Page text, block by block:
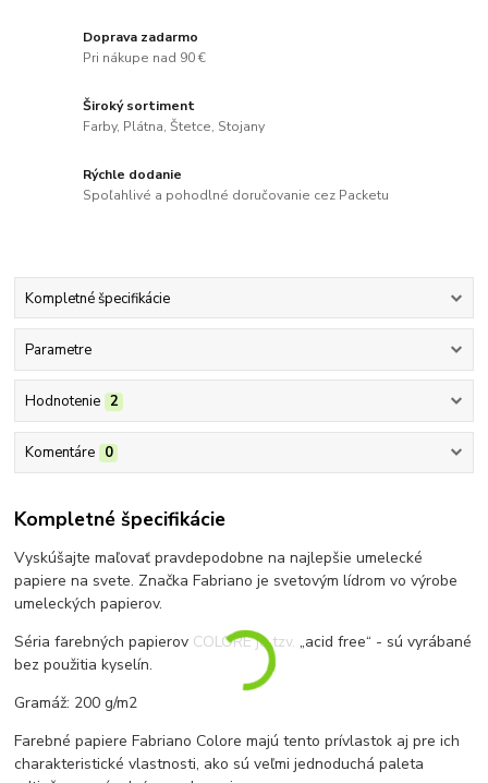
Doprava zadarmo
Pri nákupe nad 90 €
Široký sortiment
Farby, Plátna, Štetce, Stojany
Rýchle dodanie
Spoľahlivé a pohodlné doručovanie cez Packetu
Kompletné špecifikácie
Parametre
Hodnotenie 2
Komentáre 0
Kompletné špecifikácie
Vyskúšajte maľovať pravdepodobne na najlepšie umelecké
papiere na svete. Značka Fabriano je svetovým lídrom vo výrobe
umeleckých papierov.
Séria farebných papierov COLORE je tzv. „acid free“ - sú vyrábané
bez použitia kyselín.
Gramáž: 200 g/m2
Farebné papiere Fabriano Colore majú tento prívlastok aj pre ich
charakteristické vlastnosti, ako sú veľmi jednoduchá paleta